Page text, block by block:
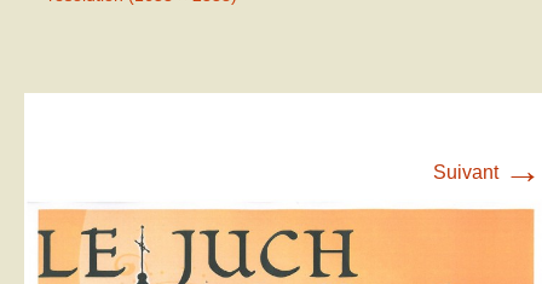
Suivant →